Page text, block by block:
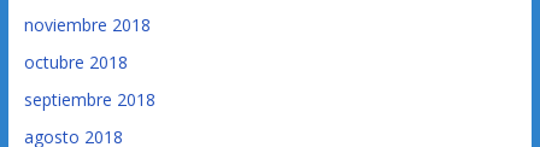
noviembre 2018
octubre 2018
septiembre 2018
agosto 2018